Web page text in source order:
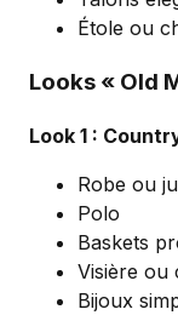
Étole ou
Looks « Old
Look 1 :
Robe ou
Polo
Baskets
Visière ou
Bijoux